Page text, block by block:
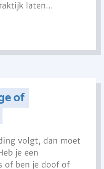
laten...
of
volgt, dan moet
je een
of ben je doof of